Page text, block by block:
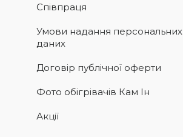
Співпраця
Умови надання персональних
даних
Договір публічної оферти
Фото обігрівачів Кам Ін
Акції